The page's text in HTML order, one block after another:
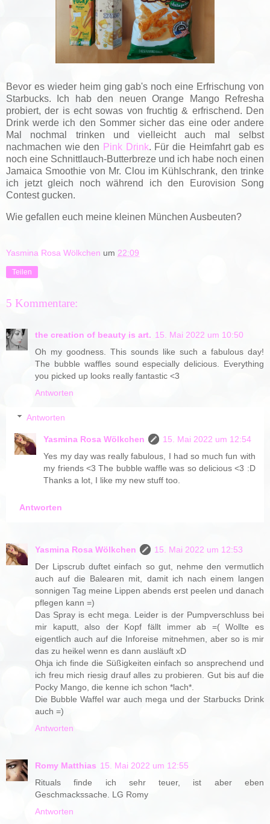
Bevor es wieder heim ging gab's noch eine Erfrischung von
Starbucks. Ich hab den neuen Orange Mango Refresha
probiert, der is echt sowas von fruchtig & erfrischend. Den
Drink werde ich den Sommer sicher das eine oder andere
Mal nochmal trinken und vielleicht auch mal selbst
nachmachen wie den Pink Drink. Für die Heimfahrt gab es
noch eine Schnittlauch-Butterbreze und ich habe noch einen
Jamaica Smoothie von Mr. Clou im Kühlschrank, den trinke
ich jetzt gleich noch während ich den Eurovision Song
Contest gucken.
Wie gefallen euch meine kleinen München Ausbeuten?
Yasmina Rosa Wölkchen um 22:09
Teilen
5 Kommentare:
the creation of beauty is art. 15. Mai 2022 um 10:50
Oh my goodness. This sounds like such a fabulous day!
The bubble waffles sound especially delicious. Everything
you picked up looks really fantastic <3
Antworten
Antworten
Yasmina Rosa Wölkchen
15. Mai 2022 um 12:54
Yes my day was really fabulous, I had so much fun with
my friends <3 The bubble waffle was so delicious <3 :D
Thanks a lot, I like my new stuff too.
Antworten
Yasmina Rosa Wölkchen
15. Mai 2022 um 12:53
Der Lipscrub duftet einfach so gut, nehme den vermutlich
auch auf die Balearen mit, damit ich nach einem langen
sonnigen Tag meine Lippen abends erst peelen und danach
pflegen kann =)
Das Spray is echt mega. Leider is der Pumpverschluss bei
mir kaputt, also der Kopf fällt immer ab =( Wollte es
eigentlich auch auf die Inforeise mitnehmen, aber so is mir
das zu heikel wenn es dann ausläuft xD
Ohja ich finde die Süßigkeiten einfach so ansprechend und
ich freu mich riesig drauf alles zu probieren. Gut bis auf die
Pocky Mango, die kenne ich schon *lach*.
Die Bubble Waffel war auch mega und der Starbucks Drink
auch =)
Antworten
Romy Matthias 15. Mai 2022 um 12:55
Rituals finde ich sehr teuer, ist aber eben
Geschmackssache. LG Romy
Antworten